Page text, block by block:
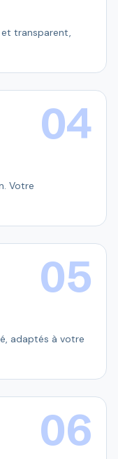
transparent,
04
Votre
05
adaptés à votre
06